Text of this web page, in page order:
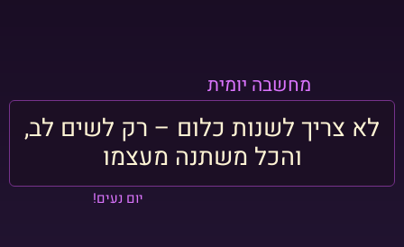
מחשבה יומית
לא צריך לשנות כלום – רק לשים לב,
והכל משתנה מעצמו
יום נעים!